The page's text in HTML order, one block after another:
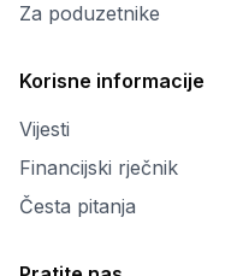
Za poduzetnike
Korisne informacije
Vijesti
Financijski rječnik
Česta pitanja